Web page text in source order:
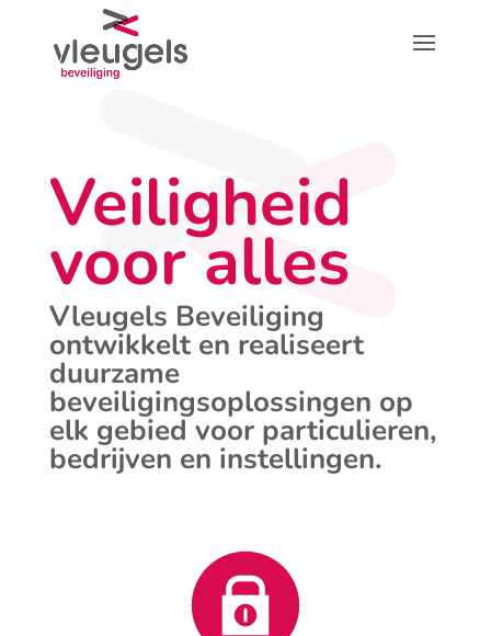
Veiligheid
voor alles
Vleugels Beveiliging
ontwikkelt en realiseert
duurzame
beveiligingsoplossingen op
elk gebied voor particulieren,
bedrijven en instellingen.